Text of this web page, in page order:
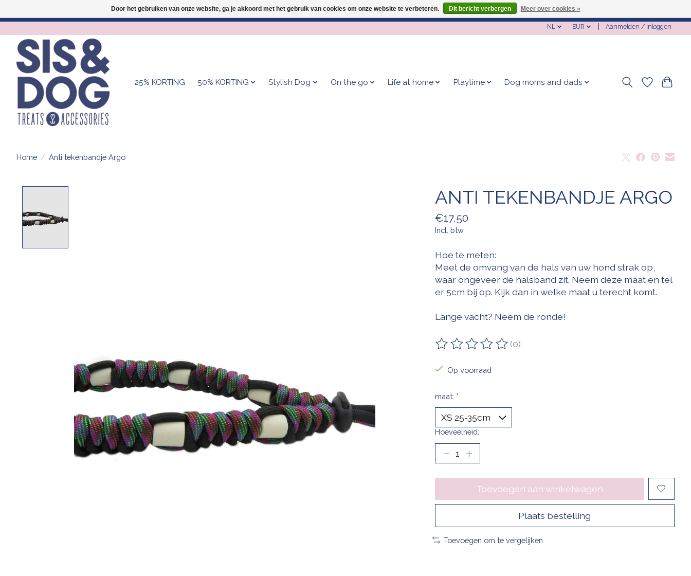
NL EUR Aanmelden / Inloggen
25% KORTING 50% KORTING Stylish Dog On the go Life at home Playtime Dog moms and dads
Home / Anti tekenbandje Argo
ANTI TEKENBANDJE ARGO
€17,50
Incl. btw
Hoe te meten:
Meet de omvang van de hals van uw hond strak op,
waar ongeveer de halsband zit. Neem deze maat en tel
er 5cm bij op. Kijk dan in welke maat u terecht komt.
Lange vacht? Neem de ronde!
De beoordeling van dit product is
(0)
Op voorraad
maat: *
Hoeveelheid:
Toevoegen aan winkelwagen
Plaats bestelling
Toevoegen om te vergelijken
Door het gebruiken van onze website, ga je akkoord met het gebruik van cookies om onze website te verbeteren. Dit bericht verbergen Meer over cookies »
Geef je hond het kleedje waar 500+ baasjes fan van zijn!